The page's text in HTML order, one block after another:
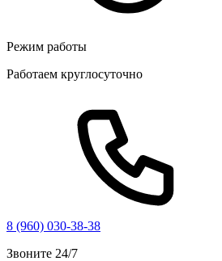
Режим работы
Работаем круглосуточно
8 (960) 030-38-38
Звоните 24/7